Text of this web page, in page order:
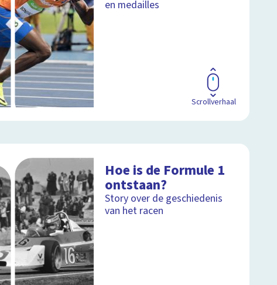
en medailles
Scrollverhaal
Hoe is de Formule 1
ontstaan?
Story over de geschiedenis
van het racen